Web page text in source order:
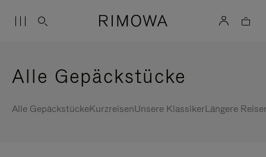
Alle Gepäckstücke
Alle GepäckstückeKurzreisenUnsere KlassikerLängere